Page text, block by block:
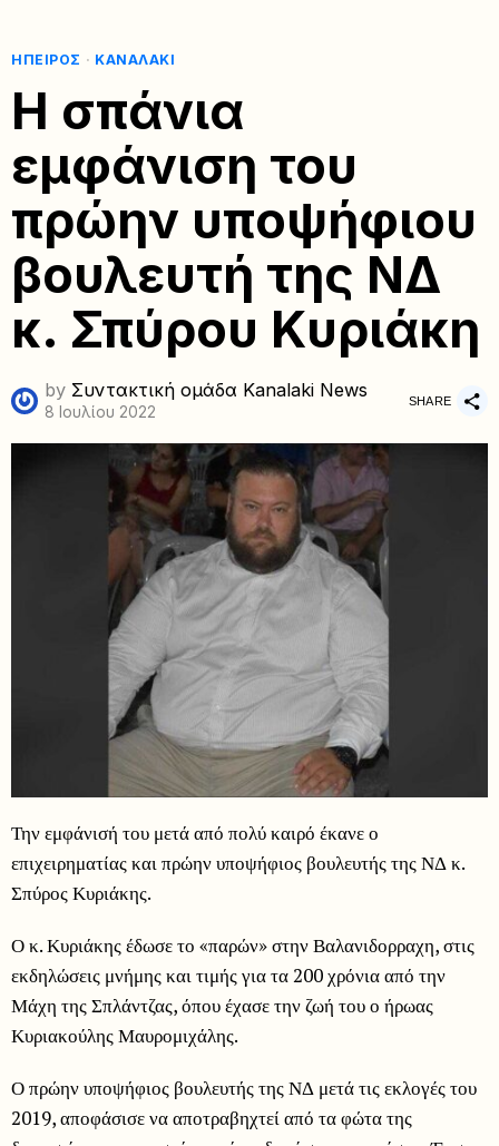
ΉΠΕΙΡΟΣ · ΚΑΝΑΛΆΚΙ
Η σπάνια
εμφάνιση του
πρώην υποψήφιου
βουλευτή της ΝΔ
κ. Σπύρου Κυριάκη
by Συντακτική ομάδα Kanalaki News
8 Ιουλίου 2022
SHARE
Την εμφάνισή του μετά από πολύ καιρό έκανε ο
επιχειρηματίας και πρώην υποψήφιος βουλευτής της ΝΔ κ.
Σπύρος Κυριάκης.
Ο κ. Κυριάκης έδωσε το «παρών» στην Βαλανιδορραχη, στις
εκδηλώσεις μνήμης και τιμής για τα 200 χρόνια από την
Μάχη της Σπλάντζας, όπου έχασε την ζωή του ο ήρωας
Κυριακούλης Μαυρομιχάλης.
Ο πρώην υποψήφιος βουλευτής της ΝΔ μετά τις εκλογές του
2019, αποφάσισε να αποτραβηχτεί από τα φώτα της